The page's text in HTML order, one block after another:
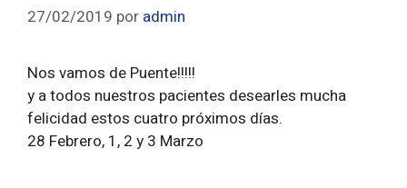
27/02/2019 por admin
Nos vamos de Puente!!!!!
y a todos nuestros pacientes desearles mucha
felicidad estos cuatro próximos días.
28 Febrero, 1, 2 y 3 Marzo